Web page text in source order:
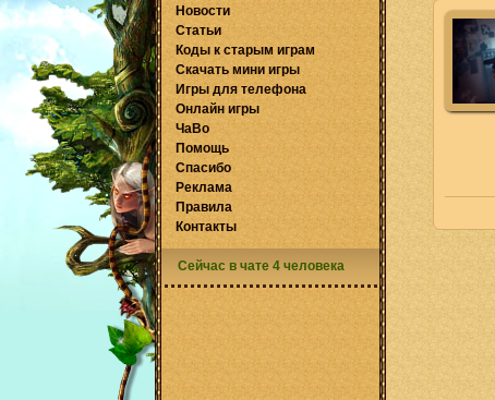
Новости
Статьи
Коды к старым играм
Скачать мини игры
Игры для телефона
Онлайн игры
ЧаВо
Помощь
Спасибо
Реклама
Правила
Контакты
Сейчас в чате 4 человека